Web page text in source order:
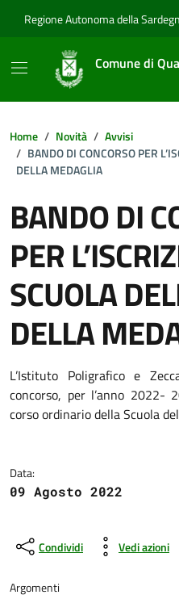
Regione Autonoma della
Comune di
Home Novità
Avvisi
BANDO DI CONCORSO PER
DELLA MEDAGLIA
BANDO DI
PER
SCUOLA
DELLA
Dettagli della
L’Istituto Poligrafico e
concorso, per l’anno 2022-
corso ordinario della Scuola
Data:
09 Agosto 2022
Condividi Vedi azioni
Argomenti